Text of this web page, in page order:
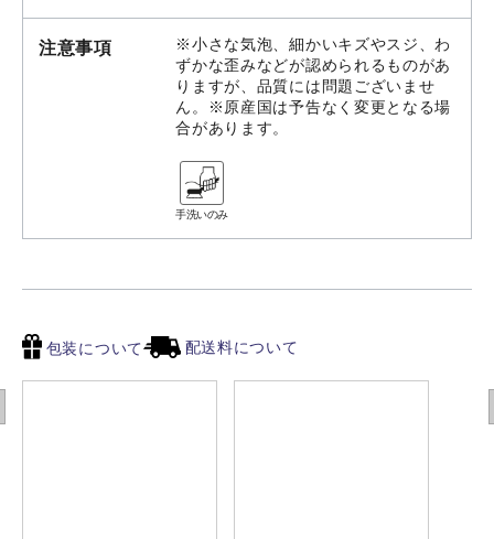
注意事項
※小さな気泡、細かいキズやスジ、わ
ずかな歪みなどが認められるものがあ
りますが、品質には問題ございませ
ん。※原産国は予告なく変更となる場
合があります。
手洗いのみ
包装について 配送料について